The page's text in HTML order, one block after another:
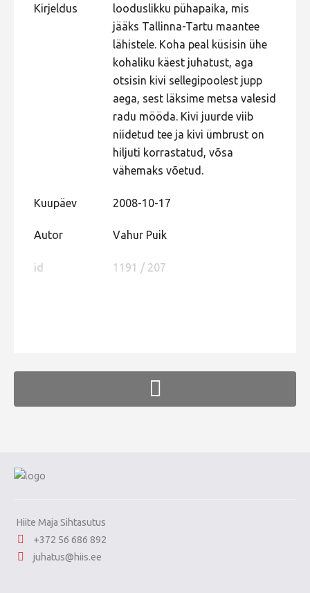
Hiite kuvavõistlus 2024
Hiite kuvavõistlus 2024 lisa
Liikuvad kuvad 2024
Hiite kuvavõistlus 2023
Hiite kuvavõistlus 2023 lisa
Liikuvad kuvad 2023
Hiite kuvavõistlus 2022
Liikuvad kuvad 2022
Hiite kuvavõistlus 2021
Hiite kuvavõistlus 2019
Hiite kuvavõistlus 2013
Hiite kuvavõistlus 2012
Kirjeldus
looduslikku pühapaika, mis
jääks Tallinna-Tartu maantee
lähistele. Koha peal küsisin ühe
kohaliku käest juhatust, aga
otsisin kivi sellegipoolest jupp
aega, sest läksime metsa valesid
radu mööda. Kivi juurde viib
niidetud tee ja kivi ümbrust on
hiljuti korrastatud, võsa
vähemaks võetud.
Kuupäev 2008-10-17
Autor Vahur Puik
id 1191 / 207
Hiite Maja Sihtasutus
+372 56 686 892
juhatus@hiis.ee